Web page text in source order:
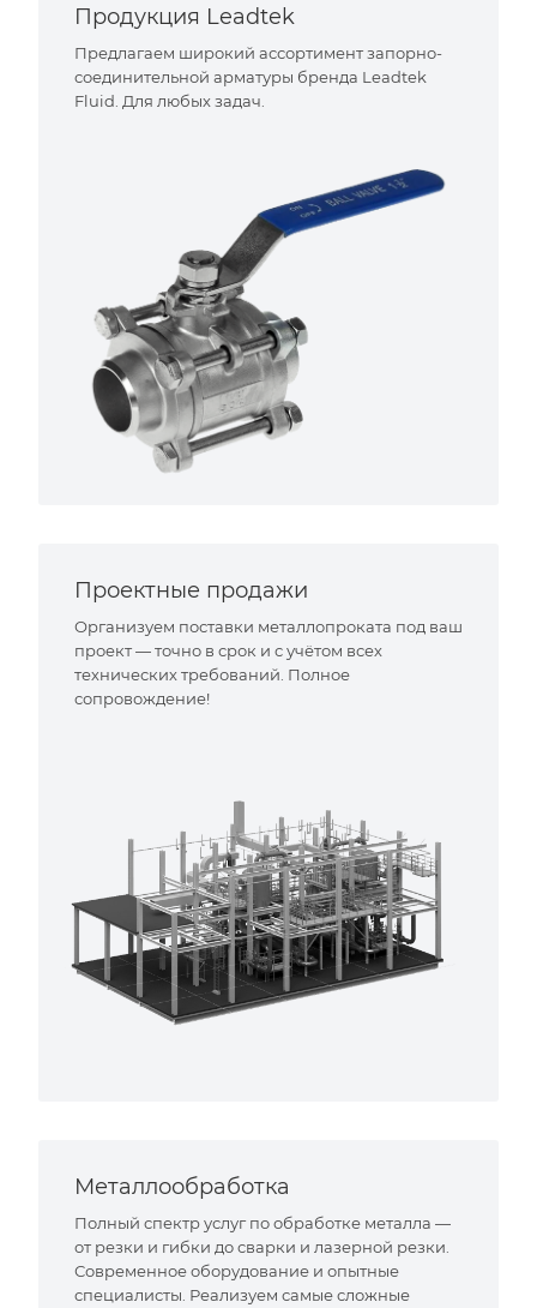
Продукция Leadtek
Предлагаем широкий ассортимент запорно-
соединительной арматуры бренда Leadtek
Fluid. Для любых задач.
Проектные продажи
Организуем поставки металлопроката под ваш
проект — точно в срок и с учётом всех
технических требований. Полное
сопровождение!
Металлообработка
Полный спектр услуг по обработке металла —
от резки и гибки до сварки и лазерной резки.
Современное оборудование и опытные
специалисты. Реализуем самые сложные